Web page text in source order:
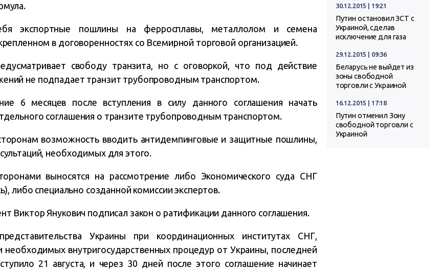
экспортные пошлины на ферросплавы, металлолом и семена
в договоренностях со Всемирной торговой организацией.
свободу транзита, но с оговоркой, что под действие
не подпадает транзит трубопроводным транспортом.
6 месяцев после вступления в силу данного соглашения начать
соглашения о транзите трубопроводным транспортом.
возможность вводить антидемпинговые и защитные пошлины,
необходимых для этого.
выносятся на рассмотрение либо Экономического суда СНГ
либо специально созданной комиссии экспертов.
Виктор Янукович подписал закон о ратификации данного соглашения.
Украины при координационных институтах СНГ,
внутригосударственных процедур от Украины, последней
21 августа, и через 30 дней после этого соглашение начинает
30.12.2015 | 19:21
Путин остановил ЗСТ с
Украиной, сделав
исключение для газа
29.12.2015 | 09:36
Беларусь не выйдет из
зоны свободной
торговли с Украиной
16.12.2015 | 17:18
Путин отменил Зону
свободной торговли с
Украиной